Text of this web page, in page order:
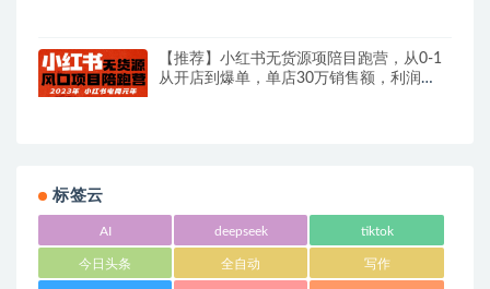
【推荐】小红书无货源项陪目‬跑营，从0-1
从开店到爆单，单店30万销售额，利润
标签云
AI deepseek tiktok
今日头条 全自动 写作